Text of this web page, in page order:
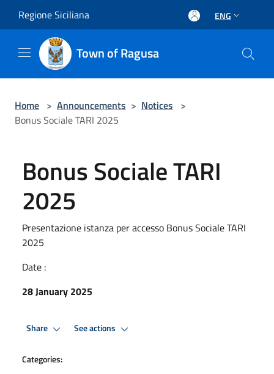
Regione Siciliana ENG
Town of Ragusa
Home > Announcements > Notices >
Bonus Sociale TARI 2025
Bonus Sociale TARI
2025
Presentazione istanza per accesso Bonus Sociale TARI
2025
Date :
28 January 2025
Share See actions
Categories: